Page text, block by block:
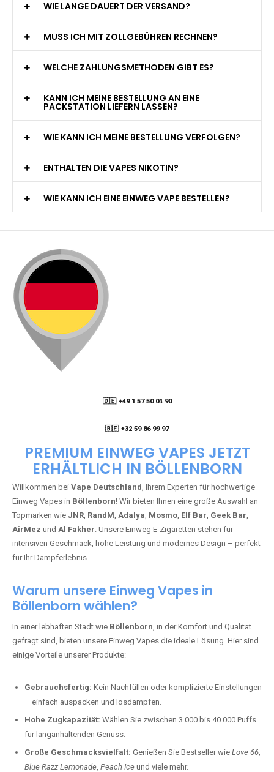
WIE LANGE DAUERT DER VERSAND?
MUSS ICH MIT ZOLLGEBÜHREN RECHNEN?
WELCHE ZAHLUNGSMETHODEN GIBT ES?
KANN ICH MEINE BESTELLUNG AN EINE
PACKSTATION LIEFERN LASSEN?
WIE KANN ICH MEINE BESTELLUNG VERFOLGEN?
ENTHALTEN DIE VAPES NIKOTIN?
WIE KANN ICH EINE EINWEG VAPE BESTELLEN?
🇩🇪 +49 1 57 50 04 90
🇧🇪 +32 59 86 99 97
PREMIUM EINWEG VAPES JETZT
ERHÄLTLICH IN BÖLLENBORN
Willkommen bei Vape Deutschland, Ihrem Experten für hochwertige
Einweg Vapes in Böllenborn! Wir bieten Ihnen eine große Auswahl an
Topmarken wie JNR, RandM, Adalya, Mosmo, Elf Bar, Geek Bar,
AirMez und Al Fakher. Unsere Einweg E-Zigaretten stehen für
intensiven Geschmack, hohe Leistung und modernes Design – perfekt
für Ihr Dampferlebnis.
Warum unsere Einweg Vapes in
Böllenborn wählen?
In einer lebhaften Stadt wie Böllenborn, in der Komfort und Qualität
gefragt sind, bieten unsere Einweg Vapes die ideale Lösung. Hier sind
einige Vorteile unserer Produkte:
Gebrauchsfertig: Kein Nachfüllen oder komplizierte Einstellungen
– einfach auspacken und losdampfen.
Hohe Zugkapazität: Wählen Sie zwischen 3.000 bis 40.000 Puffs
für langanhaltenden Genuss.
Große Geschmacksvielfalt: Genießen Sie Bestseller wie Love 66,
Blue Razz Lemonade, Peach Ice und viele mehr.